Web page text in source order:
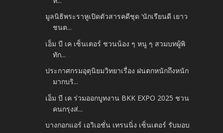
มูลนิธิพระราหูเปิดตัวสารคดีชุด ‘นักเรียนดี เยาว
ชนต...
เอ็ม บี เค เซ็นเตอร์ ชวนน้อง ๆ หนู ๆ สวมบทผู้พิ
ทัก...
ประกาศกรมอุตุนิยมวิทยาเรื่อง ฝนตกหนักถึงหนัก
มากบริ...
เอ็ม บี เค ร่วมออกบูทงาน BKK EXPO 2025 ชวน
คนกรุงส่...
บางกอกแอร์ เอวิเอชั่น เทรนนิ่ง เซ็นเตอร์ รับมอบ